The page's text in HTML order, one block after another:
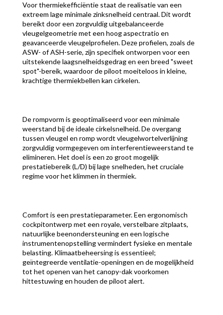
Voor thermiekefficiëntie staat de realisatie van een
extreem lage minimale zinksnelheid centraal. Dit wordt
bereikt door een zorgvuldig uitgebalanceerde
vleugelgeometrie met een hoog aspectratio en
geavanceerde vleugelprofielen. Deze profielen, zoals de
ASW- of ASH-serie, zijn specifiek ontworpen voor een
uitstekende laagsnelheidsgedrag en een breed "sweet
spot"-bereik, waardoor de piloot moeiteloos in kleine,
krachtige thermiekbellen kan cirkelen.
De rompvorm is geoptimaliseerd voor een minimale
weerstand bij de ideale cirkelsnelheid. De overgang
tussen vleugel en romp wordt vleugelwortelverlijning
zorgvuldig vormgegeven om interferentieweerstand te
elimineren. Het doel is een zo groot mogelijk
prestatiebereik (L/D) bij lage snelheden, het cruciale
regime voor het klimmen in thermiek.
Comfort is een prestatieparameter. Een ergonomisch
cockpitontwerp met een royale, verstelbare zitplaats,
natuurlijke beenondersteuning en een logische
instrumentenopstelling vermindert fysieke en mentale
belasting. Klimaatbeheersing is essentieel;
geïntegreerde ventilatie-openingen en de mogelijkheid
tot het openen van het canopy-dak voorkomen
hittestuwing en houden de piloot alert.